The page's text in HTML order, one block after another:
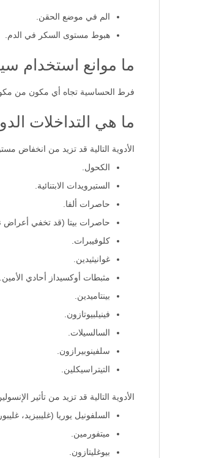
الم في موضع الحقن.
هبوط مستوى السكر في الدم.
ما موانع استخدام سيمجلي - إنسولين
فرط الحساسية تجاه أي مكون من
ما هي التداخلات
الأدوية التالية قد تزيد من انخفاض
الكحول.
الستيرويدات الابتنائية.
حاصرات ألفا.
حاصرات بيتا (قد تخفي
كلوفيبرات.
غوانيثيدين.
مثبطات أوكسيداز أحادي الأمين.
بينتاميدين.
فينيلبيوتازون.
السالسيلات.
سلفينوبيرازون.
التيتراسيكلين.
الأدوية التالية قد تزيد من تأثير
السلفونيل يوريا (غليبيزيد،
ميتفورمين.
بيوغليتازون.